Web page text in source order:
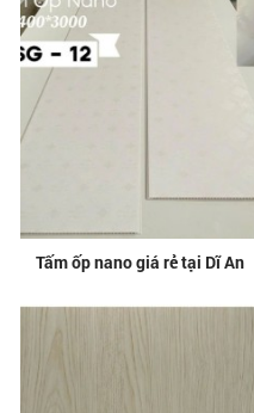
Tấm ốp nano giá rẻ tại Dĩ An